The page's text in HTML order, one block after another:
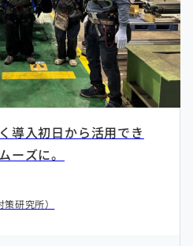
導入初日から活用でき
ーズに。
研究所）